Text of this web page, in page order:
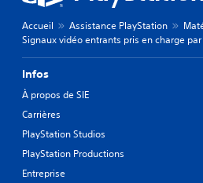
Accueil Assistance PlayStation
Signaux vidéo entrants pris en charge
Infos
À propos de SIE
Carrières
PlayStation Studios
PlayStation Productions
Entreprise